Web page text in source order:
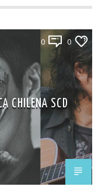
0 0
CHILENA SCD